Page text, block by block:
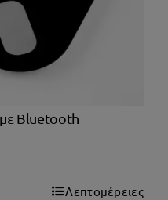
Bluetooth
Λεπτομέρειες